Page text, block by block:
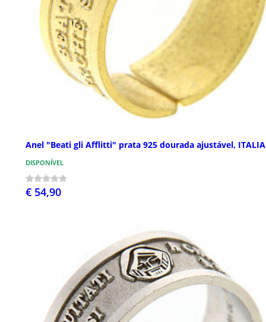
Anel "Beati gli Afflitti" prata 925 dourada ajustável,
DISPONÍVEL
€ 54,90